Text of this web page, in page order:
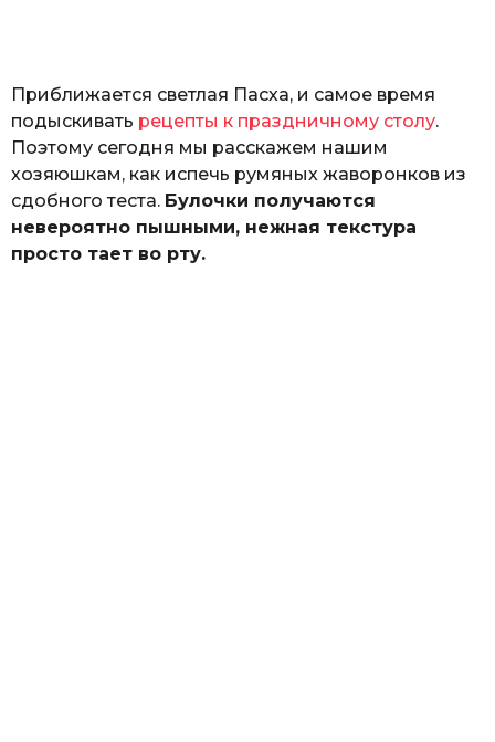
Приближается светлая Пасха, и самое время
подыскивать рецепты к праздничному столу.
Поэтому сегодня мы расскажем нашим
хозяюшкам, как испечь румяных жаворонков из
сдобного теста. Булочки получаются
невероятно пышными, нежная текстура
просто тает во рту.